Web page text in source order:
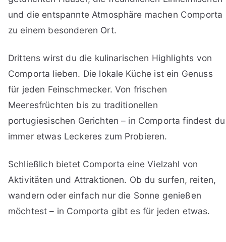
und die entspannte Atmosphäre machen Comporta
zu einem besonderen Ort.
Drittens wirst du die kulinarischen Highlights von
Comporta lieben. Die lokale Küche ist ein Genuss
für jeden Feinschmecker. Von frischen
Meeresfrüchten bis zu traditionellen
portugiesischen Gerichten – in Comporta findest du
immer etwas Leckeres zum Probieren.
Schließlich bietet Comporta eine Vielzahl von
Aktivitäten und Attraktionen. Ob du surfen, reiten,
wandern oder einfach nur die Sonne genießen
möchtest – in Comporta gibt es für jeden etwas.